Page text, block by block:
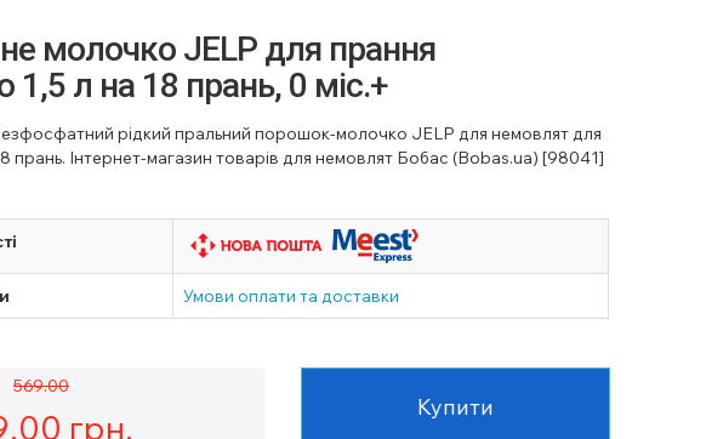
молочко JELP для прання
1,5 л на 18 прань, 0 міс.+
рідкий пральний порошок-молочко JELP для немовлят для
прань. Інтернет-магазин товарів для немовлят Бобас (Bobas.ua) [98041]
Умови оплати та доставки
569.00
грн. Купити